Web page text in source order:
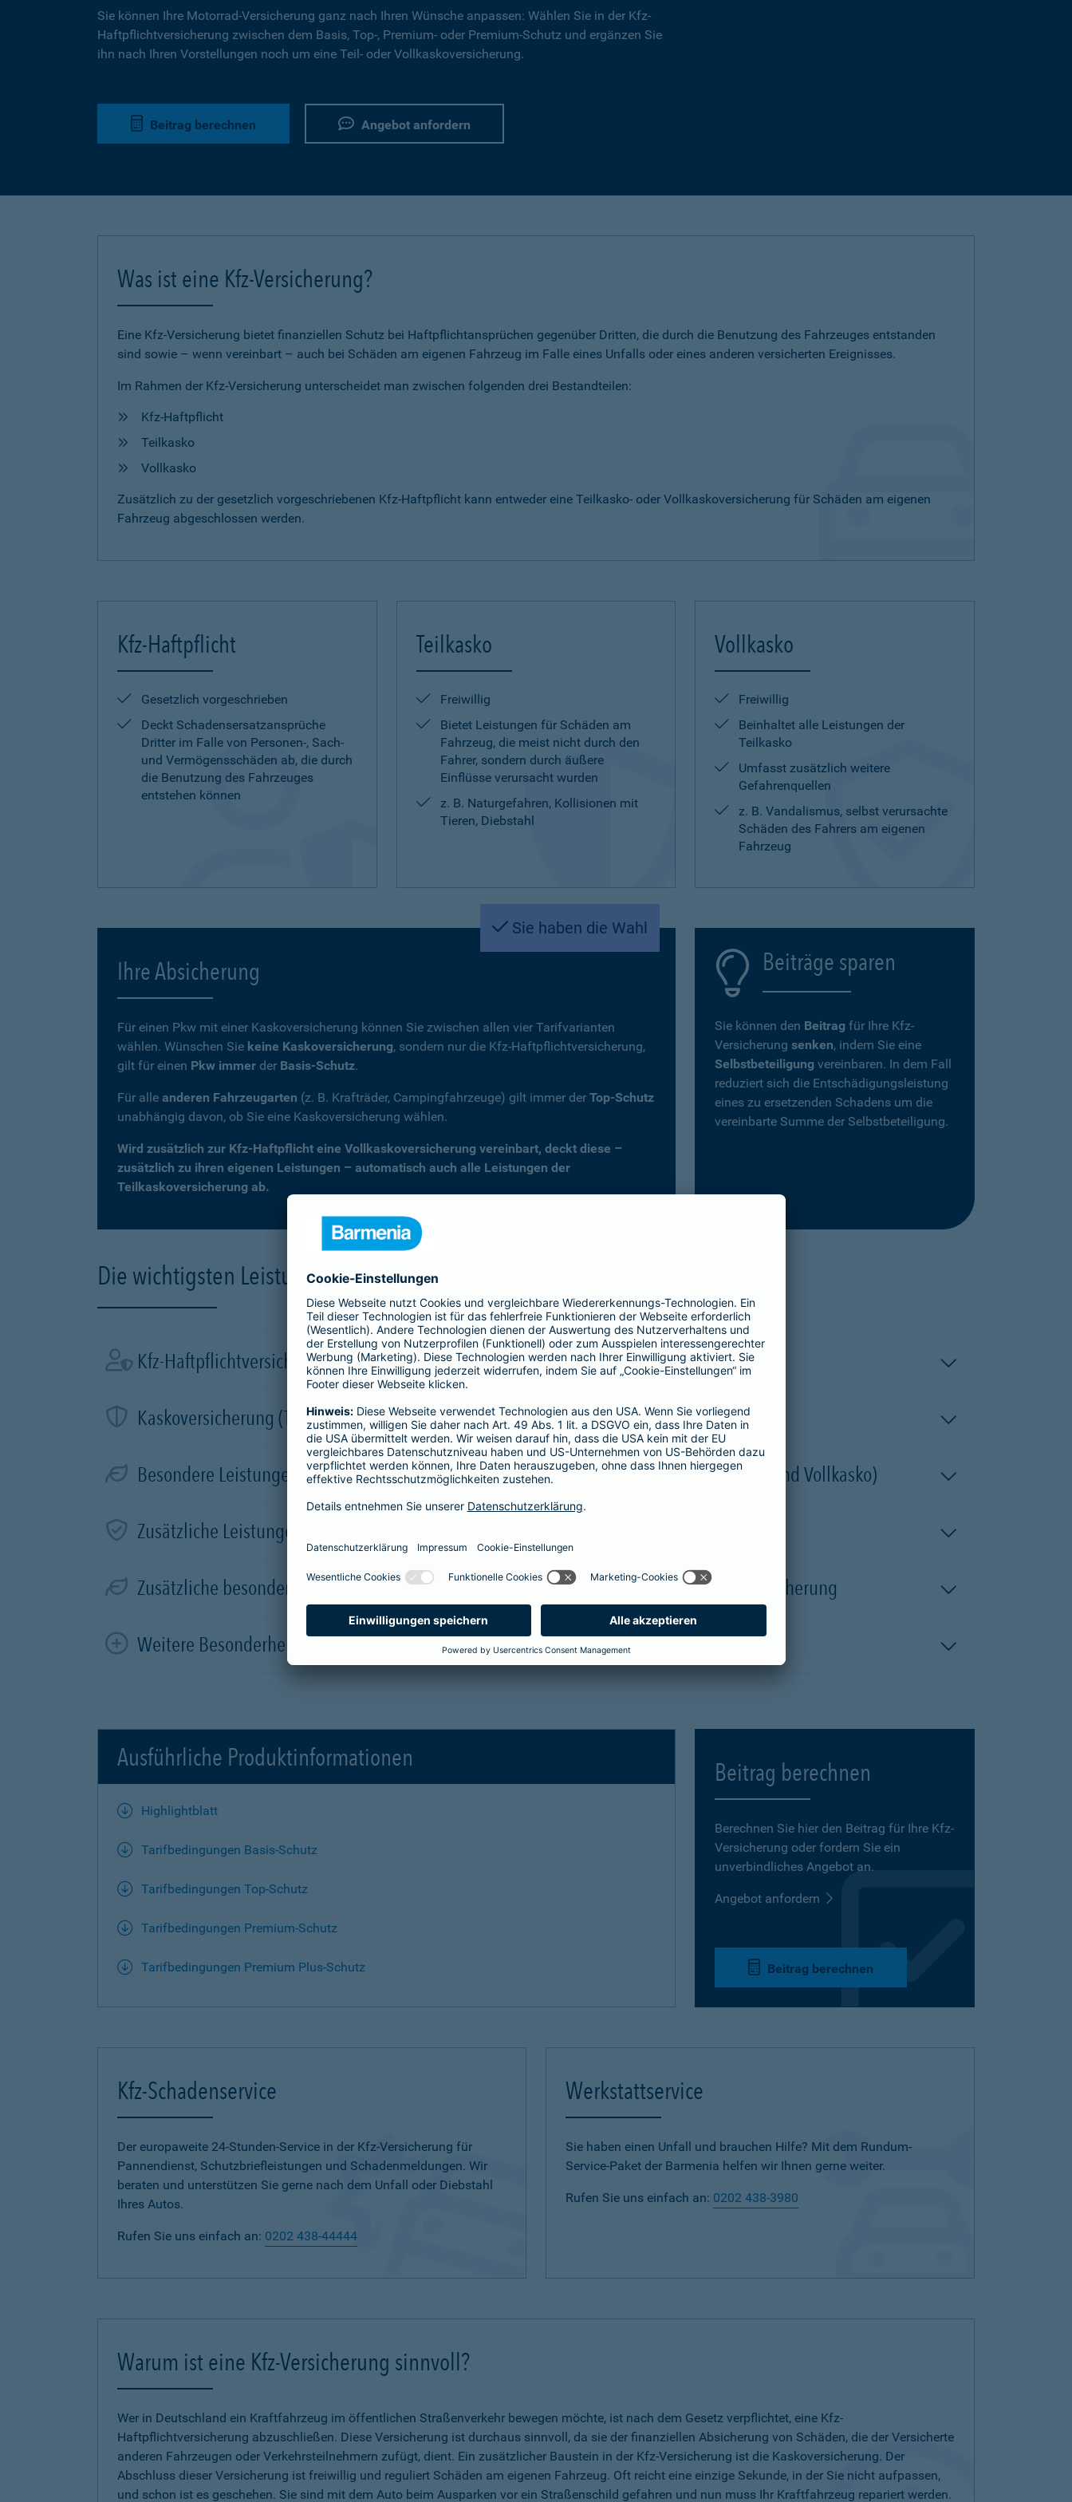
Sie können Ihre Motorrad-Versicherung ganz nach Ihren Wünsche anpassen: Wählen Sie in der Kfz-
Haftpflichtversicherung zwischen dem Basis, Top-, Premium- oder Premium-Schutz und ergänzen Sie
ihn nach Ihren Vorstellungen noch um eine Teil- oder Vollkaskoversicherung.
Beitrag berechnen Angebot anfordern
Was ist eine Kfz-Versicherung?
Eine Kfz-Versicherung bietet finanziellen Schutz bei Haftpflichtansprüchen gegenüber Dritten, die durch die Benutzung des Fahrzeuges entstanden
sind sowie – wenn vereinbart – auch bei Schäden am eigenen Fahrzeug im Falle eines Unfalls oder eines anderen versicherten Ereignisses.
Im Rahmen der Kfz-Versicherung unterscheidet man zwischen folgenden drei Bestandteilen:
Kfz-Haftpflicht
Teilkasko
Vollkasko
Zusätzlich zu der gesetzlich vorgeschriebenen Kfz-Haftpflicht kann entweder eine Teilkasko- oder Vollkaskoversicherung für Schäden am eigenen
Fahrzeug abgeschlossen werden.
Kfz-Haftpflicht
Gesetzlich vorgeschrieben
Deckt Schadensersatzansprüche
Dritter im Falle von Personen-, Sach-
und Vermögensschäden ab, die durch
die Benutzung des Fahrzeuges
entstehen können
Teilkasko
Freiwillig
Bietet Leistungen für Schäden am
Fahrzeug, die meist nicht durch den
Fahrer, sondern durch äußere
Einflüsse verursacht wurden
z. B. Naturgefahren, Kollisionen mit
Tieren, Diebstahl
Vollkasko
Freiwillig
Beinhaltet alle Leistungen der
Teilkasko
Umfasst zusätzlich weitere
Gefahrenquellen
z. B. Vandalismus, selbst verursachte
Schäden des Fahrers am eigenen
Fahrzeug
Sie haben die Wahl
Ihre Absicherung
Für einen Pkw mit einer Kaskoversicherung können Sie zwischen allen vier Tarifvarianten
wählen. Wünschen Sie keine Kaskoversicherung, sondern nur die Kfz-Haftpflichtversicherung,
gilt für einen Pkw immer der Basis-Schutz.
Für alle anderen Fahrzeugarten (z. B. Krafträder, Campingfahrzeuge) gilt immer der Top-Schutz
unabhängig davon, ob Sie eine Kaskoversicherung wählen.
Wird zusätzlich zur Kfz-Haftpflicht eine Vollkaskoversicherung vereinbart, deckt diese –
zusätzlich zu ihren eigenen Leistungen – automatisch auch alle Leistungen der
Teilkaskoversicherung ab.
Beiträge sparen
Sie können den Beitrag für Ihre Kfz-
Versicherung senken, indem Sie eine
Selbstbeteiligung vereinbaren. In dem Fall
reduziert sich die Entschädigungsleistung
eines zu ersetzenden Schadens um die
vereinbarte Summe der Selbstbeteiligung.
Die wichtigsten Leistungen der Kfz-Versicherung im Überblick
Kfz-Haftpflichtversicherung
Kaskoversicherung (Teil- und Vollkasko)
Besondere Leistungen für Elektro- und Hybridfahrzeuge in der Kaskoversicherung (Teil- und Vollkasko)
Zusätzliche Leistungen in der Vollkaskoversicherung
Zusätzliche besondere Leistungen für Elektro- und Hybridfahrzeuge in der Vollkaskoversicherung
Weitere Besonderheiten
Ausführliche Produktinformationen
Highlightblatt
Tarifbedingungen Basis-Schutz
Tarifbedingungen Top-Schutz
Tarifbedingungen Premium-Schutz
Tarifbedingungen Premium Plus-Schutz
Beitrag berechnen
Berechnen Sie hier den Beitrag für Ihre Kfz-
Versicherung oder fordern Sie ein
unverbindliches Angebot an.
Angebot anfordern
Beitrag berechnen
Kfz-Schadenservice
Der europaweite 24-Stunden-Service in der Kfz-Versicherung für
Pannendienst, Schutzbriefleistungen und Schadenmeldungen. Wir
beraten und unterstützen Sie gerne nach dem Unfall oder Diebstahl
Ihres Autos.
Rufen Sie uns einfach an: 0202 438-44444
Werkstattservice
Sie haben einen Unfall und brauchen Hilfe? Mit dem Rundum-
Service-Paket der Barmenia helfen wir Ihnen gerne weiter.
Rufen Sie uns einfach an: 0202 438-3980
Warum ist eine Kfz-Versicherung sinnvoll?
Wer in Deutschland ein Kraftfahrzeug im öffentlichen Straßenverkehr bewegen möchte, ist nach dem Gesetz verpflichtet, eine Kfz-
Haftpflichtversicherung abzuschließen. Diese Versicherung ist durchaus sinnvoll, da sie der finanziellen Absicherung von Schäden, die der Versicherte
anderen Fahrzeugen oder Verkehrsteilnehmern zufügt, dient. Ein zusätzlicher Baustein in der Kfz-Versicherung ist die Kaskoversicherung. Der
Abschluss dieser Versicherung ist freiwillig und reguliert Schäden am eigenen Fahrzeug. Oft reicht eine einzige Sekunde, in der Sie nicht aufpassen,
und schon ist es geschehen. Sie sind mit dem Auto beim Ausparken vor ein Straßenschild gefahren und nun muss Ihr Kraftfahrzeug repariert werden.